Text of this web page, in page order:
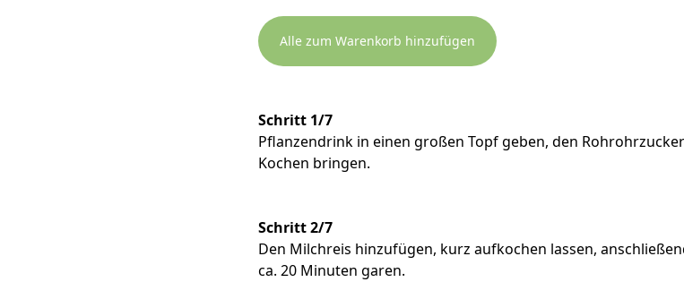
Alle zum Warenkorb hinzufügen
Schritt 1/7
Pflanzendrink in einen großen Topf geben, den
Kochen bringen.
Schritt 2/7
Den Milchreis hinzufügen, kurz aufkochen lassen,
ca. 20 Minuten garen.